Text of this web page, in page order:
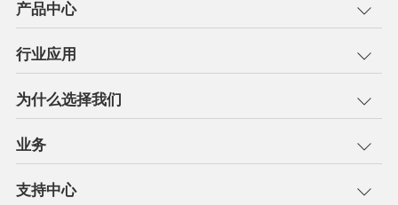
产品中心
行业应用
为什么选择我们
业务
支持中心